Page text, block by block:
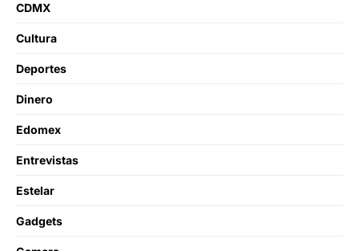
CDMX
Cultura
Deportes
Dinero
Edomex
Entrevistas
Estelar
Gadgets